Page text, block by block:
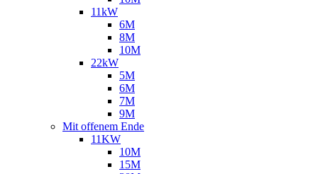
11kW
6M
8M
10M
22kW
5M
6M
7M
9M
Mit offenem Ende
11KW
10M
15M